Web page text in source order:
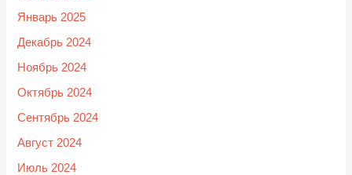
Январь 2025
Декабрь 2024
Ноябрь 2024
Октябрь 2024
Сентябрь 2024
Август 2024
Июль 2024